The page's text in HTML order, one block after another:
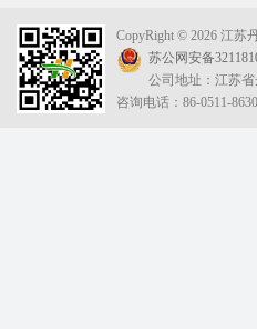
CopyRight © 2026 江苏
苏公网安备
公司地址：江苏
咨询电话：86-0511-